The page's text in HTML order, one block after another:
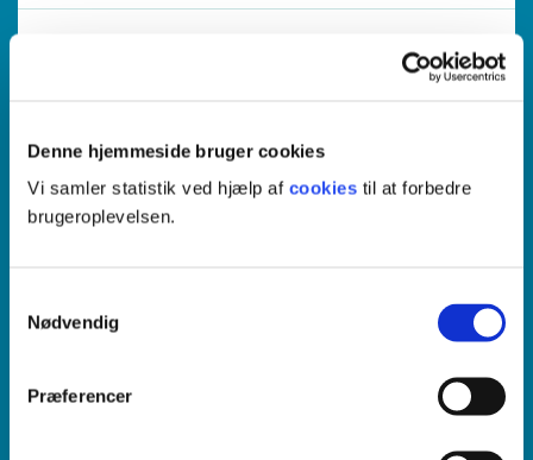
Denne hjemmeside bruger cookies
Vi samler statistik ved hjælp af cookies til at forbedre
brugeroplevelsen.
Nødvendig
Præferencer
Diplommodul
Sundhed og ældre